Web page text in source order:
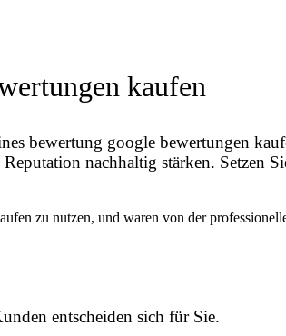
kaufen
bewertung google bewertungen
nachhaltig stärken. Setzen
zu nutzen, und waren von der
entscheiden sich für Sie.